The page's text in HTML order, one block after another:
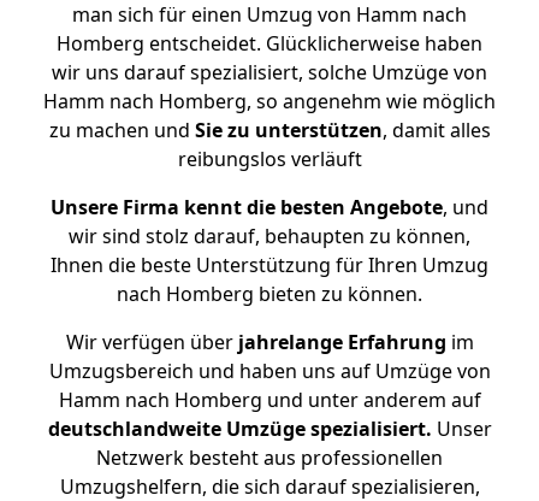
man sich für einen Umzug von Hamm nach
Homberg entscheidet. Glücklicherweise haben
wir uns darauf spezialisiert, solche Umzüge von
Hamm nach Homberg, so angenehm wie möglich
zu machen und Sie zu unterstützen, damit alles
reibungslos verläuft
Unsere Firma kennt die besten Angebote, und
wir sind stolz darauf, behaupten zu können,
Ihnen die beste Unterstützung für Ihren Umzug
nach Homberg bieten zu können.
Wir verfügen überjahrelange Erfahrung im
Umzugsbereich und haben uns auf Umzüge von
Hamm nach Homberg und unter anderem auf
deutschlandweite Umzüge spezialisiert. Unser
Netzwerk besteht aus professionellen
Umzugshelfern, die sich darauf spezialisieren,